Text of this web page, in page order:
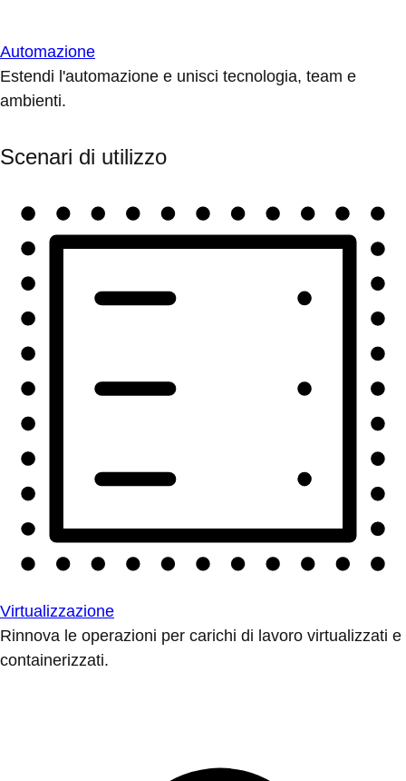
Automazione
Estendi l'automazione e unisci tecnologia, team e
ambienti.
Scenari di utilizzo
Virtualizzazione
Rinnova le operazioni per carichi di lavoro virtualizzati e
containerizzati.